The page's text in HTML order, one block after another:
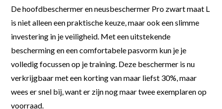
De hoofdbeschermer en neusbeschermer Pro zwart maat L
is niet alleen een praktische keuze, maar ook een slimme
investering in je veiligheid. Met een uitstekende
bescherming en een comfortabele pasvorm kun je je
volledig focussen op je training. Deze beschermer is nu
verkrijgbaar met een korting van maar liefst 30%, maar
wees er snel bij, want er zijn nog maar twee exemplaren op
voorraad.